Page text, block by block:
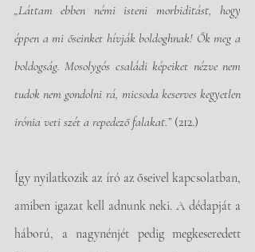
„Láttam ebben némi isteni morbiditást, hogy
éppen a mi őseinket hívják boldoghnak! Ők meg a
boldogság. Mosolygós családi képeiket nézve nem
tudok nem gondolni rá, micsoda keserves kegyetlen
irónia veti szét a repedező falakat.” (212.)
Így nyilatkozik az író az őseivel kapcsolatban,
amiben igazat kell adnunk neki. A dédapját a
háború, a nagynénjét pedig megkeseredett